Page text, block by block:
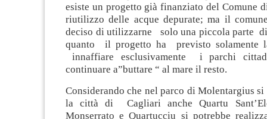
esiste un progetto già finanziato del Comune
riutilizzo delle acque depurate; ma il
deciso di utilizzarne solo una piccola parte
quanto il progetto ha previsto solamente
innaffiare esclusivamente i parchi
continuare a”buttare “ al mare il resto.
Considerando che nel parco di Molentargius
la città di Cagliari anche Quartu
Monserrato e Quartucciu si potrebbe